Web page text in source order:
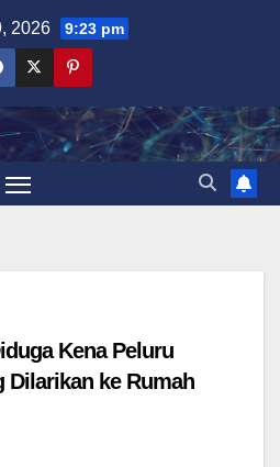
2026 9:23 pm
Kena Peluru
Dilarikan ke Rumah